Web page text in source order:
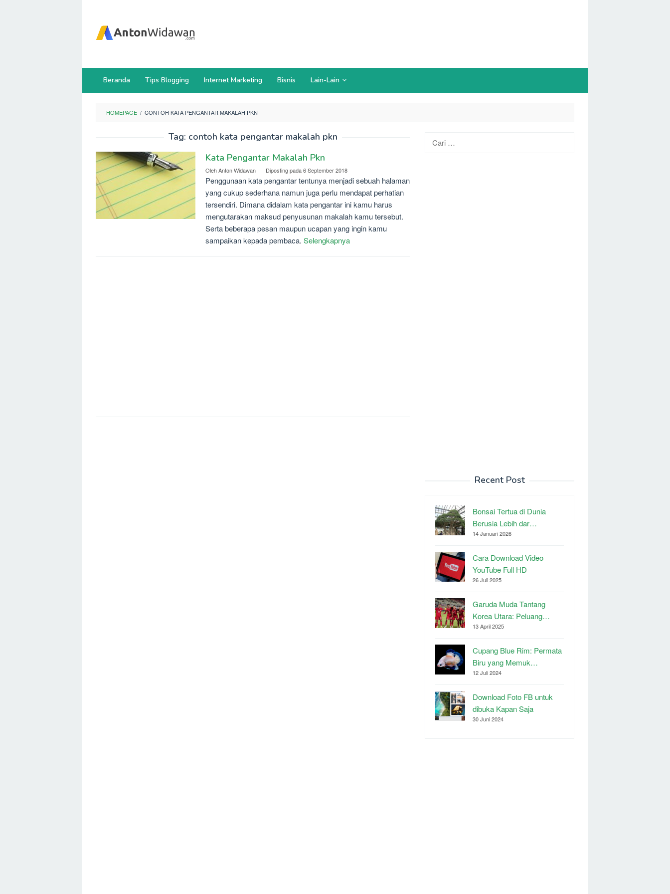
konten
Beranda Tips Blogging Internet Marketing Bisnis Lain-Lain
HOMEPAGE / CONTOH KATA PENGANTAR MAKALAH PKN
Tag: contoh kata pengantar makalah pkn
Kata Pengantar Makalah Pkn
OlehAnton Widawan Diposting pada6 September 2018
Penggunaan kata pengantar tentunya menjadi sebuah halaman
yang cukup sederhana namun juga perlu mendapat perhatian
tersendiri. Dimana didalam kata pengantar ini kamu harus
mengutarakan maksud penyusunan makalah kamu tersebut.
Serta beberapa pesan maupun ucapan yang ingin kamu
sampaikan kepada pembaca. Selengkapnya
Cari
Recent Post
Bonsai Tertua di Dunia
Berusia Lebih dar…
14 Januari 2026
Cara Download Video
YouTube Full HD
26 Juli 2025
Garuda Muda Tantang
Korea Utara: Peluang…
13 April 2025
Cupang Blue Rim: Permata
Biru yang Memuk…
12 Juli 2024
Download Foto FB untuk
dibuka Kapan Saja
30 Juni 2024